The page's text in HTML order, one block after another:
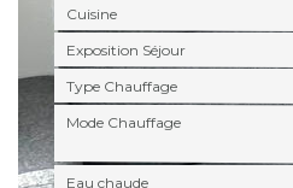
Cuisine
Exposition Séjour
Type Chauffage
Mode Chauffage
Eau chaude